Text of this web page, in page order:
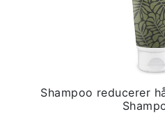
Shampoo reducerer